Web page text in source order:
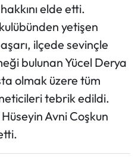
elde etti.
yetişen
ilçede sevinçle
bulunan Yücel Derya
olmak üzere tüm
tebrik edildi.
Avni Coşkun